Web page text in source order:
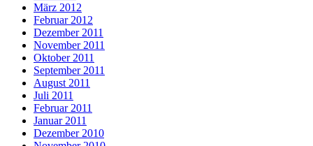
März 2012
Februar 2012
Dezember 2011
November 2011
Oktober 2011
September 2011
August 2011
Juli 2011
Februar 2011
Januar 2011
Dezember 2010